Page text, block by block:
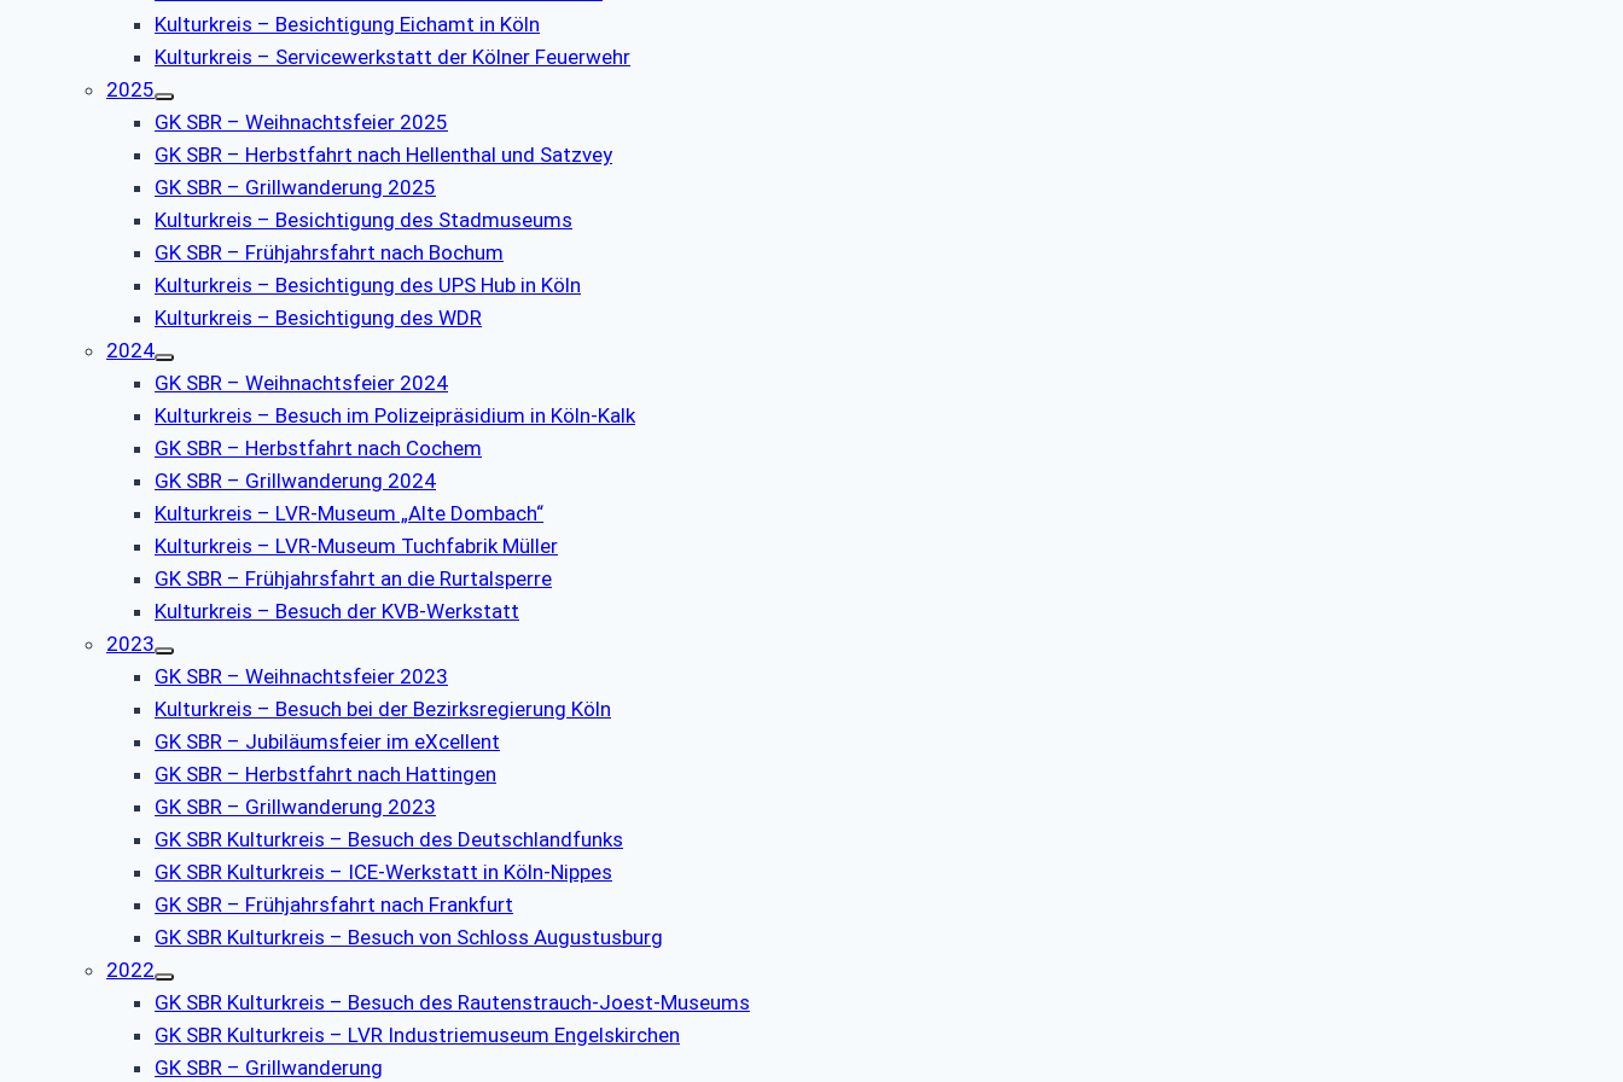
Kulturkreis – Besichtigung Eichamt in Köln
Kulturkreis – Servicewerkstatt der Kölner Feuerwehr
2025
GK SBR – Weihnachtsfeier 2025
GK SBR – Herbstfahrt nach Hellenthal und Satzvey
GK SBR – Grillwanderung 2025
Kulturkreis – Besichtigung des Stadmuseums
GK SBR – Frühjahrsfahrt nach Bochum
Kulturkreis – Besichtigung des UPS Hub in Köln
Kulturkreis – Besichtigung des WDR
2024
GK SBR – Weihnachtsfeier 2024
Kulturkreis – Besuch im Polizeipräsidium in Köln-Kalk
GK SBR – Herbstfahrt nach Cochem
GK SBR – Grillwanderung 2024
Kulturkreis – LVR-Museum „Alte Dombach“
Kulturkreis – LVR-Museum Tuchfabrik Müller
GK SBR – Frühjahrsfahrt an die Rurtalsperre
Kulturkreis – Besuch der KVB-Werkstatt
2023
GK SBR – Weihnachtsfeier 2023
Kulturkreis – Besuch bei der Bezirksregierung Köln
GK SBR – Jubiläumsfeier im eXcellent
GK SBR – Herbstfahrt nach Hattingen
GK SBR – Grillwanderung 2023
GK SBR Kulturkreis – Besuch des Deutschlandfunks
GK SBR Kulturkreis – ICE-Werkstatt in Köln-Nippes
GK SBR – Frühjahrsfahrt nach Frankfurt
GK SBR Kulturkreis – Besuch von Schloss Augustusburg
2022
GK SBR Kulturkreis – Besuch des Rautenstrauch-Joest-Museums
GK SBR Kulturkreis – LVR Industriemuseum Engelskirchen
GK SBR – Grillwanderung